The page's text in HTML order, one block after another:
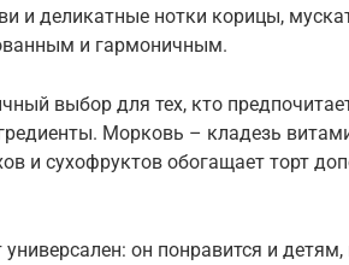
и деликатные нотки корицы,
и гармоничным.
выбор для тех, кто
Морковь – кладезь
и сухофруктов обогащает торт
он понравится и